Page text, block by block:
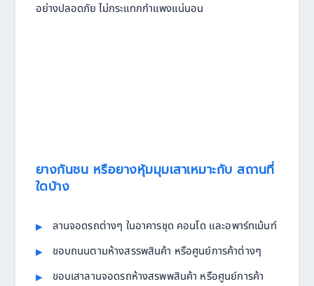
อย่างปลอดภัย ไม่กระแทกกำแพงแน่นอน
ยางกันชน หรือยางหุ้มมุมเสาเหมาะกับ สถานที่
ใดบ้าง
ลานจอดรถต่างๆ ในอาคารชุด คอนโด และอพาร์ทเม้นท์
ขอบถนนตามห้างสรรพสินค้า หรือศูนย์การค้าต่างๆ
ขอบเสาลานจอดรถห้างสรพพสินค้า หรือศูนย์การค้า